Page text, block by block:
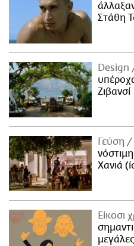
Στάθη
Design
Ζιβανσί
Γεύση
Χανιά
Είκοσι